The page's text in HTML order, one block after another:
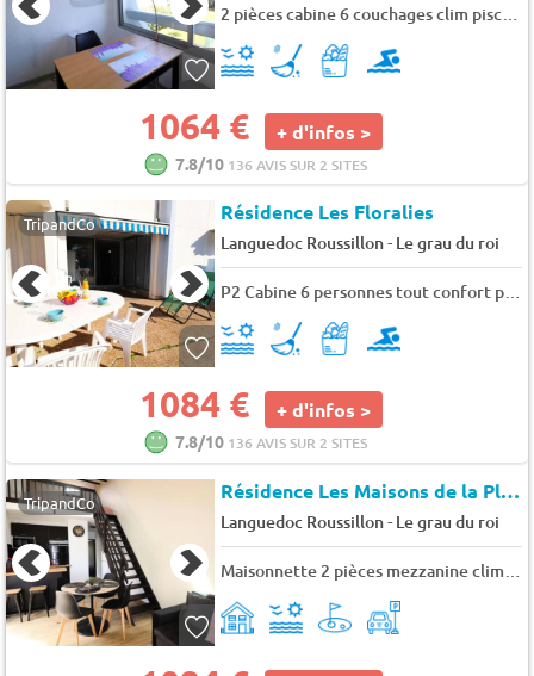
2 pièces cabine 6 couchages clim piscine plage - 6 pers. - 30m2 - TV - Animaux admis
1064 € + d'infos >
7.8/10 136 AVIS SUR 2 SITES
TripandCo Résidence Les Floralies
Languedoc Roussillon- Le grau du roi
P2 Cabine 6 personnes tout confort parking piscine - 6 pers. - 46m2 - TV
1084 € + d'infos >
7.8/10 136 AVIS SUR 2 SITES
TripandCo Résidence Les Maisons de la Plage
Languedoc Roussillon- Le grau du roi
Maisonnette 2 pièces mezzanine clim et parking - 5 pers. - 39m2 - TV - Animaux admis